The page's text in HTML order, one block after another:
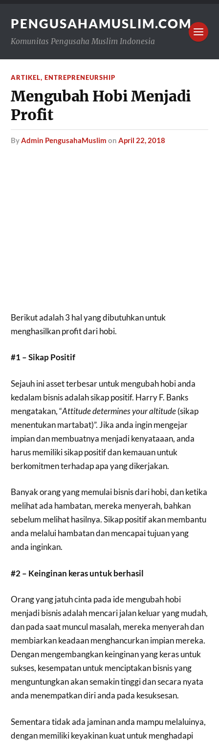
PENGUSAHAMUSLIM.COM
Komunitas Pengusaha Muslim Indonesia
ARTIKEL,ENTREPRENEURSHIP
Mengubah Hobi Menjadi
Profit
byAdmin PengusahaMuslim onApril 22, 2018
Berikut adalah 3 hal yang dibutuhkan untuk
menghasilkan profit dari hobi.
#1 – Sikap Positif
Sejauh ini asset terbesar untuk mengubah hobi anda
kedalam bisnis adalah sikap positif. Harry F. Banks
mengatakan, “Attitude determines your altitude(sikap
menentukan martabat)”. Jika anda ingin mengejar
impian dan membuatnya menjadi kenyataaan, anda
harus memiliki sikap positif dan kemauan untuk
berkomitmen terhadap apa yang dikerjakan.
Banyak orang yang memulai bisnis dari hobi, dan ketika
melihat ada hambatan, mereka menyerah, bahkan
sebelum melihat hasilnya. Sikap positif akan membantu
anda melalui hambatan dan mencapai tujuan yang
anda inginkan.
#2 – Keinginan keras untuk berhasil
Orang yang jatuh cinta pada ide mengubah hobi
menjadi bisnis adalah mencari jalan keluar yang mudah,
dan pada saat muncul masalah, mereka menyerah dan
membiarkan keadaan menghancurkan impian mereka.
Dengan mengembangkan keinginan yang keras untuk
sukses, kesempatan untuk menciptakan bisnis yang
menguntungkan akan semakin tinggi dan secara nyata
anda menempatkan diri anda pada kesuksesan.
Sementara tidak ada jaminan anda mampu melaluinya,
dengan memiliki keyakinan kuat untuk menghadapi